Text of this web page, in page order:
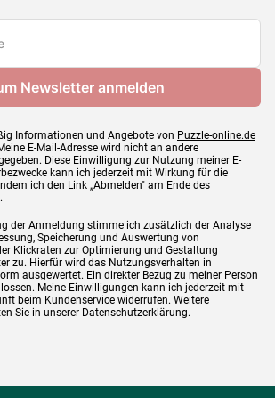
Informationen und Angebote von Puzzle-online.de
E-Mail-Adresse wird nicht an andere
Diese Einwilligung zur Nutzung meiner E-
kann ich jederzeit mit Wirkung für die
ich den Link „Abmelden" am Ende des
der Anmeldung stimme ich zusätzlich der Analyse
Speicherung und Auswertung von
Klickraten zur Optimierung und Gestaltung
zu. Hierfür wird das Nutzungsverhalten in
ausgewertet. Ein direkter Bezug zu meiner Person
Meine Einwilligungen kann ich jederzeit mit
beim Kundenservice widerrufen. Weitere
Sie in unserer Datenschutzerklärung.